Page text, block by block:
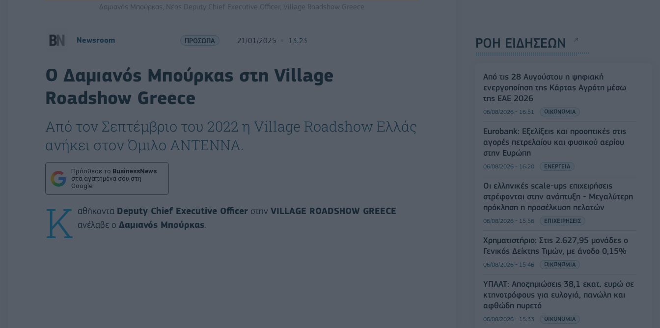
Δαμιανός Μπούρκας, Νέος Deputy Chief Executive Officer, Village Roadshow Greece
Newsroom ΠΡΟΣΩΠΑ 21/01/2025 13:23
Ο Δαμιανός Μπούρκας στη Village
Roadshow Greece
Από τον Σεπτέμβριο του 2022 η Village Roadshow Ελλάς
ανήκει στον Όμιλο ΑΝΤΕΝΝΑ.
Πρόσθεσε το BusinessNews
στα αγαπημένα σου στη
Google
K αθήκοντα Deputy Chief Executive Officer στην VILLAGE ROADSHOW GREECE
ανέλαβε ο Δαμιανός Μπούρκας.
ΡΟΗ ΕΙΔΗΣΕΩΝ
Από τις 28 Αυγούστου η ψηφιακή
ενεργοποίηση της Κάρτας Αγρότη μέσω
της ΕΑΕ 2026
06/08/2026 - 16:51 ΟΙΚΟΝΟΜΙΑ
Eurobank: Εξελίξεις και προοπτικές στις
αγορές πετρελαίου και φυσικού αερίου
στην Ευρώπη
06/08/2026 - 16:20 ΕΝΕΡΓΕΙΑ
Οι ελληνικές scale-ups επιχειρήσεις
στρέφονται στην ανάπτυξη - Μεγαλύτερη
πρόκληση η προσέλκυση πελατών
06/08/2026 - 15:56 ΕΠΙΧΕΙΡΗΣΕΙΣ
Χρηματιστήριο: Στις 2.627,95 μονάδες ο
Γενικός Δείκτης Τιμών, με άνοδο 0,15%
06/08/2026 - 15:46 ΟΙΚΟΝΟΜΙΑ
ΥΠΑΑΤ: Αποζημιώσεις 38,1 εκατ. ευρώ σε
κτηνοτρόφους για ευλογιά, πανώλη και
αφθώδη πυρετό
06/08/2026 - 15:33 ΟΙΚΟΝΟΜΙΑ